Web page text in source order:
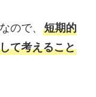
ので、 短期的
て考えること